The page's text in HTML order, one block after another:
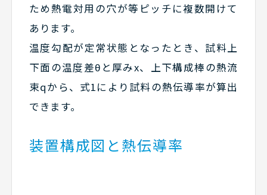
ため熱電対用の穴が等ピッチに複数開けて
あります。
温度勾配が定常状態となったとき、試料上
下面の温度差θと厚みx、上下構成棒の熱流
束qから、式1により試料の熱伝導率が算出
できます。
装置構成図と熱伝導率